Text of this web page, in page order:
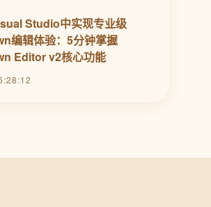
Studio中实现专业级
编辑体验：5分钟掌握
Editor v2核心功能